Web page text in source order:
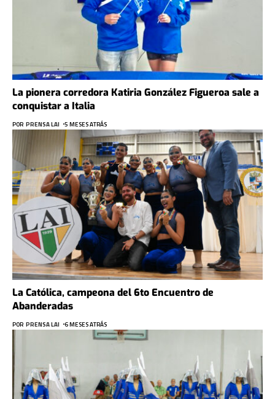
La pionera corredora Katiria González Figueroa sale a
conquistar a Italia
POR PRENSA LAI 5 MESES ATRÁS
La Católica, campeona del 6to Encuentro de
Abanderadas
POR PRENSA LAI 6 MESES ATRÁS